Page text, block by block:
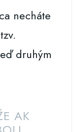
necháte
druhým
AK